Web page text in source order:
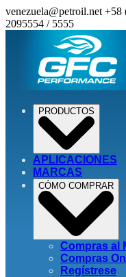
venezuela@petroil.net +58
2095554 / 5555
PRODUCTOS
APLICACIONES
MARCAS
CÓMO COMPRAR
Compras al
Compras
Regístrese